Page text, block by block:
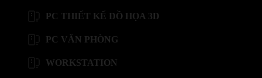
PC THIẾT KẾ ĐỒ HỌA 3D
PC VĂN PHÒNG
WORKSTATION